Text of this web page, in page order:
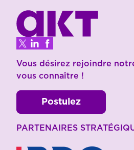
Vous désirez rejoindre
vous connaître !
Postulez
PARTENAIRES